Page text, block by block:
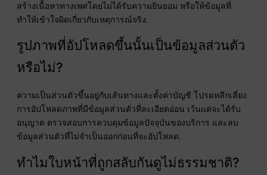
สร้างเนื้อหาทางเพศโดยไม่ได้รับความยินยอม หรือให้ข้อมูลที่
ทำให้เข้าใจผิดเกี่ยวกับเหตุการณ์จริง.
รูปภาพที่อัปโหลดขึ้นนั้นเป็นข้อมูลส่วนตัว
หรือไม่?
ความเป็นส่วนตัวขึ้นอยู่กับเส้นทางและตั้งค่าบัญชี โปรดหลีกเลี่ยง
การอัปโหลดภาพที่มีข้อมูลส่วนตัวที่ละเอียดอ่อน เว้นแต่จะได้รับ
อนุญาต ตรวจสอบการควบคุมข้อมูลปัจจุบันของบริการ และลบ
ข้อมูลส่วนตัวที่ไม่จำเป็นออกก่อนที่จะอัปโหลด.
ทำไมใบหน้าที่ถูกสลับกันดูไม่ธรรมชาติ?